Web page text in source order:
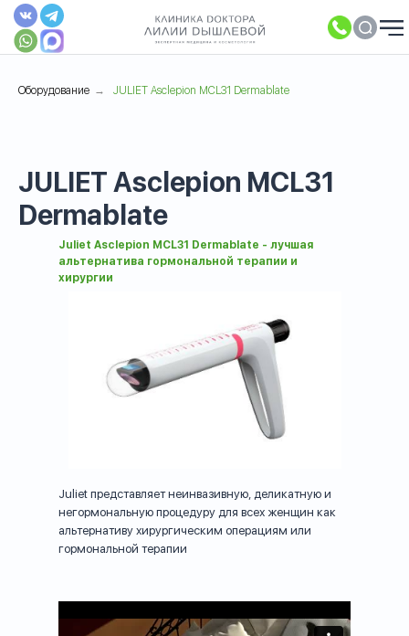
Оборудование → JULIET Asclepion MCL31 Dermablate
JULIET Asclepion MCL31
Dermablate
Juliet Asclepion MCL31 Dermablate - лучшая
альтернатива гормональной терапии и
хирургии
Juliet представляет неинвазивную, деликатную и
негормональную процедуру для всех женщин как
альтернативу хирургическим операциям или
гормональной терапии